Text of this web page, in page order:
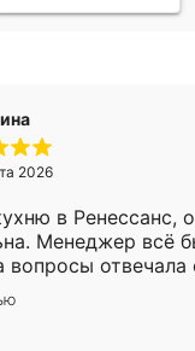
2026
в Ренессанс,
Менеджер всё
вопросы отвечала
в субботу,
ответственностью.
работали